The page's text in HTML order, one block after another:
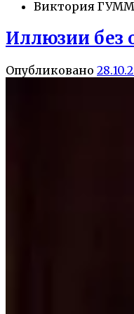
Виктория
Иллюзии без
Опубликовано